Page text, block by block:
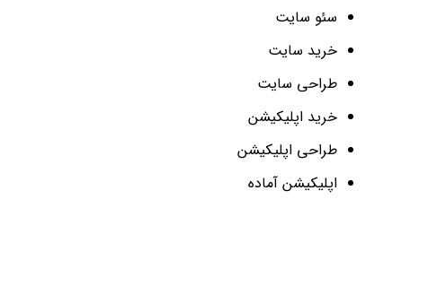
سئو سایت
خرید سایت
طراحی سایت
خرید اپلیکیشن
طراحی اپلیکیشن
اپلیکیشن آماده